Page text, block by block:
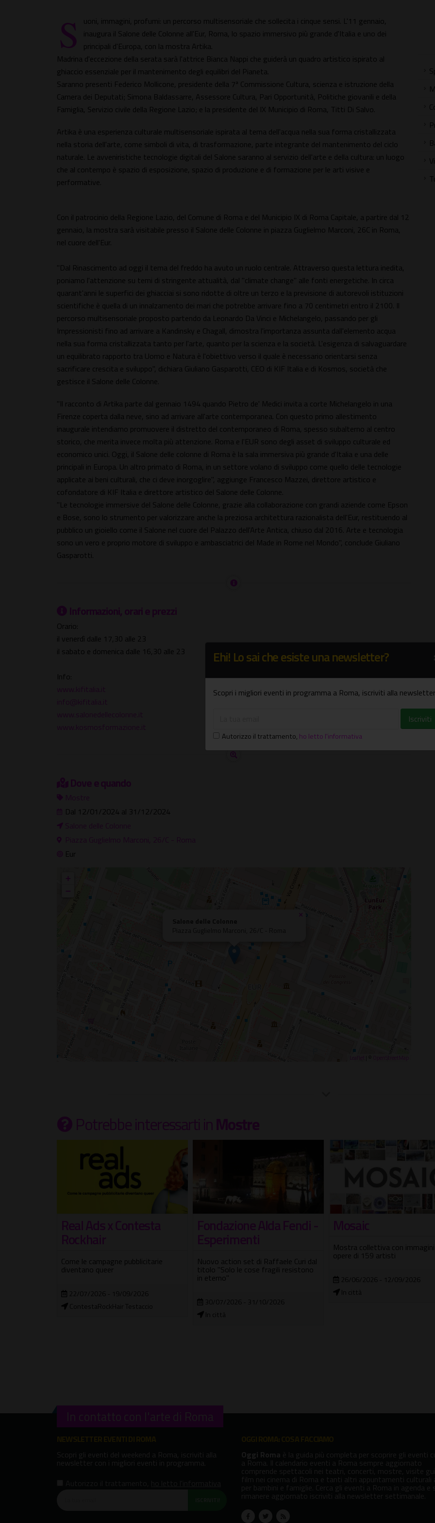
S
uoni, immagini, profumi: un percorso multisensoriale che sollecita i cinque sensi. L'11 gennaio,
inaugura il Salone delle Colonne all'Eur, Roma, lo spazio immersivo più grande d'Italia e uno dei
principali d'Europa, con la mostra Artika.
Madrina d'eccezione della serata sarà l'attrice Bianca Nappi che guiderà un quadro artistico ispirato al
ghiaccio essenziale per il mantenimento degli equilibri del Pianeta.
Saranno presenti Federico Mollicone, presidente della 7ª Commissione Cultura, scienza e istruzione della
Camera dei Deputati; Simona Baldassarre, Assessore Cultura, Pari Opportunità, Politiche giovanili e della
Famiglia, Servizio civile della Regione Lazio; e la presidente del IX Municipio di Roma, Titti Di Salvo.
Artika è una esperienza culturale multisensoriale ispirata al tema dell'acqua nella sua forma cristallizzata
nella storia dell'arte, come simboli di vita, di trasformazione, parte integrante del mantenimento del ciclo
naturale. Le avveniristiche tecnologie digitali del Salone saranno al servizio dell'arte e della cultura: un luogo
che al contempo è spazio di esposizione, spazio di produzione e di formazione per le arti visive e
performative.
Con il patrocinio della Regione Lazio, del Comune di Roma e del Municipio IX di Roma Capitale, a partire dal 12
gennaio, la mostra sarà visitabile presso il Salone delle Colonne in piazza Guglielmo Marconi, 26C in Roma,
nel cuore dell'Eur.
"Dal Rinascimento ad oggi il tema del freddo ha avuto un ruolo centrale. Attraverso questa lettura inedita,
poniamo l'attenzione su temi di stringente attualità, dal "climate change" alle fonti energetiche. In circa
quarant'anni le superfici dei ghiacciai si sono ridotte di oltre un terzo e la previsione di autorevoli istituzioni
scientifiche è quella di un innalzamento dei mari che potrebbe arrivare fino a 70 centimetri entro il 2100. Il
percorso multisensoriale proposto partendo da Leonardo Da Vinci e Michelangelo, passando per gli
Impressionisti fino ad arrivare a Kandinsky e Chagall, dimostra l'importanza assunta dall'elemento acqua
nella sua forma cristallizzata tanto per l'arte, quanto per la scienza e la società. L'esigenza di salvaguardare
un equilibrato rapporto tra Uomo e Natura è l'obiettivo verso il quale è necessario orientarsi senza
sacrificare crescita e sviluppo", dichiara Giuliano Gasparotti, CEO di KIF Italia e di Kosmos, società che
gestisce il Salone delle Colonne.
"Il racconto di Artika parte dal gennaio 1494 quando Pietro de' Medici invita a corte Michelangelo in una
Firenze coperta dalla neve, sino ad arrivare all'arte contemporanea. Con questo primo allestimento
inaugurale intendiamo promuovere il distretto del contemporaneo di Roma, spesso subalterno al centro
storico, che merita invece molta più attenzione. Roma e l'EUR sono degli asset di sviluppo culturale ed
economico unici. Oggi, il Salone delle colonne di Roma è la sala immersiva più grande d'Italia e una delle
principali in Europa. Un altro primato di Roma, in un settore volano di sviluppo come quello delle tecnologie
applicate ai beni culturali, che ci deve inorgoglire", aggiunge Francesco Mazzei, direttore artistico e
cofondatore di KIF Italia e direttore artistico del Salone delle Colonne.
"Le tecnologie immersive del Salone delle Colonne, grazie alla collaborazione con grandi aziende come Epson
e Bose, sono lo strumento per valorizzare anche la preziosa architettura razionalista dell'Eur, restituendo al
pubblico un gioiello come il Salone nel cuore del Palazzo dell'Arte Antica, chiuso dal 2016. Arte e tecnologia
sono un vero e proprio motore di sviluppo e ambasciatrici del Made in Rome nel Mondo", conclude Giuliano
Gasparotti.
Informazioni, orari e prezzi
Orario:
il venerdì dalle 17,30 alle 23
il sabato e domenica dalle 16,30 alle 23
Info:
www.kifitalia.it
info@kifitalia.it
www.salonedellecolonne.it
www.kosmosformazione.it
Dove e quando
Mostre
Dal 12/01/2024 al 31/12/2024
Salone delle Colonne
Piazza Guglielmo Marconi, 26/C - Roma
Eur
×
+
−
Potrebbe interessartiinMostre
Real Ads x Contesta
Rockhair
Come le campagne pubblicitarie
diventano queer
22/07/2026 - 19/09/2026
ContestaRockHair Testaccio
Fondazione Alda Fendi -
Esperimenti
Nuovo action set di Raffaele Curi dal
titolo "Solo le cose fragili resistono
in eterno"
30/07/2026 - 31/10/2026
In città
Mosaic
Mostra collettiva con
opere di 159 artisti
26/06/2026 - 12/09/2026
In città
In contatto con l'arte di Roma
Ehi! Lo sai che esiste una newsletter?
Scopri i migliori eventi in programma a Roma, iscriviti alla
Autorizzo il trattamento, ho letto l'informativa